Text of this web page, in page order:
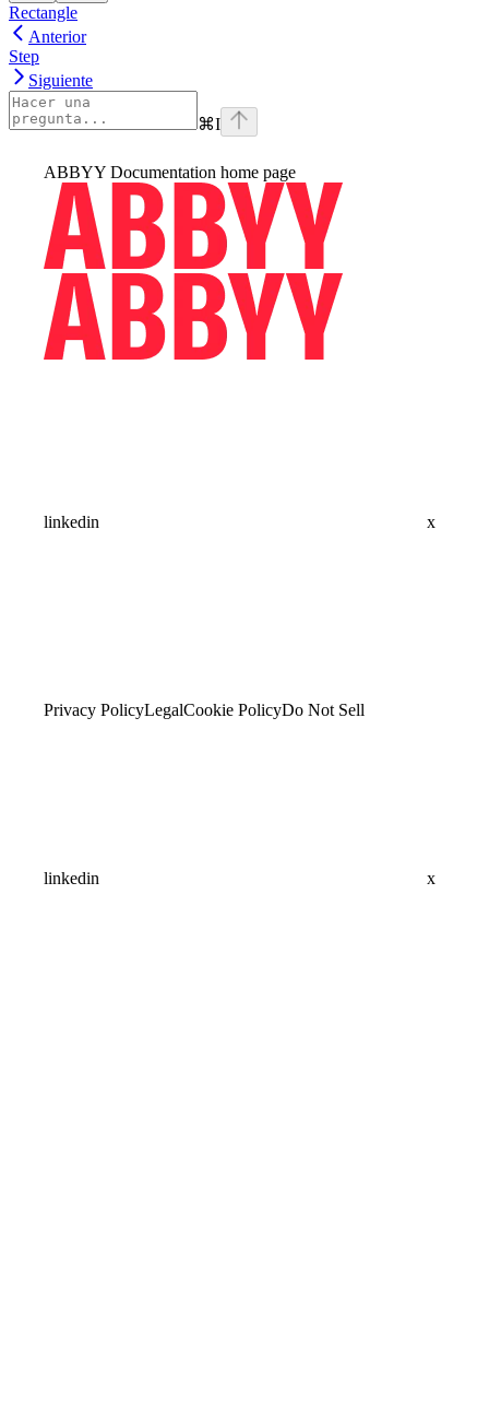
Rectangle
Anterior
Step
Siguiente
⌘I
ABBYY Documentation home page
linkedin x
Privacy PolicyLegalCookie PolicyDo Not Sell
linkedin x